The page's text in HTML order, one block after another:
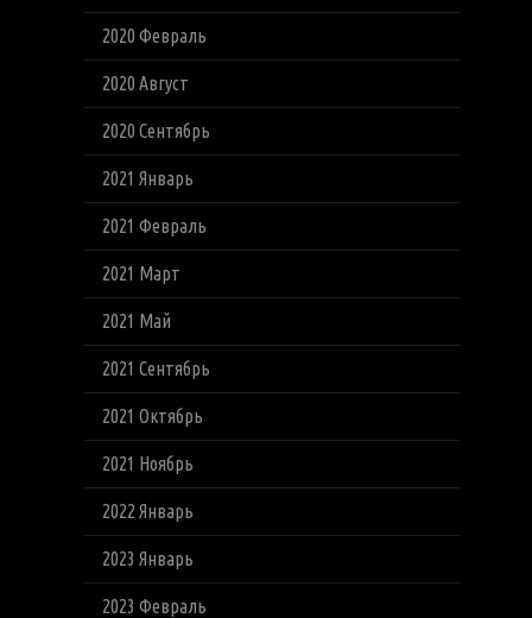
2020 Февраль
2020 Август
2020 Сентябрь
2021 Январь
2021 Февраль
2021 Март
2021 Май
2021 Сентябрь
2021 Октябрь
2021 Ноябрь
2022 Январь
2023 Январь
2023 Февраль